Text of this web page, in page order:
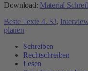
Download: Material
Beste Texte 4. SJ,
planen
Schreiben
Rechtschreiben
Lesen